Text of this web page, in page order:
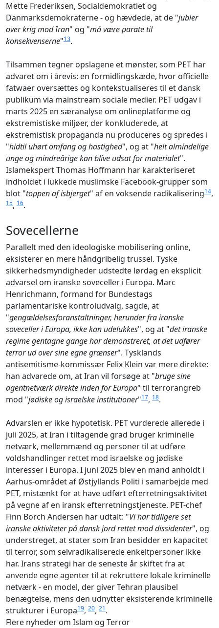
Mette Frederiksen, Socialdemokratiet og
Danmarksdemokraterne - og hævdede, at de "jubler
over krig mod Iran" og "må være parate til
konsekvenserne"13.
Tilsammen tegner opslagene et mønster, som PET har
advaret om i årevis: en formidlingskæde, hvor officielle
fatwaer oversættes og kontekstualiseres til et dansk
publikum via mainstream sociale medier. PET udgav i
marts 2025 en særanalyse om onlineplatforme og
ekstremistiske miljøer, der konkluderede, at
ekstremistisk propaganda nu produceres og spredes i
"hidtil uhørt omfang og hastighed", og at "helt almindelige
unge og mindreårige kan blive udsat for materialet".
Islamekspert Thomas Hoffmann har karakteriseret
indholdet i lukkede muslimske Facebook-grupper som
blot "toppen af isbjerget" af en voksende radikalisering14,
15, 16.
Sovecellerne
Parallelt med den ideologiske mobilisering online,
eksisterer en mere håndgribelig trussel. Tyske
sikkerhedsmyndigheder udstedte lørdag en eksplicit
advarsel om iranske soveceller i Europa. Marc
Henrichmann, formand for Bundestags
parlamentariske kontroludvalg, sagde, at
"gengældelsesforanstaltninger, herunder fra iranske
soveceller i Europa, ikke kan udelukkes", og at "det iranske
regime gentagne gange har demonstreret, at det udfører
terror ud over sine egne grænser". Tysklands
antisemitisme-kommissær Felix Klein var mere direkte:
han advarede om, at Iran vil forsøge at "bruge sine
agentnetværk direkte inden for Europa" til terrorangreb
mod "jødiske og israelske institutioner"17, 18.
Advarslen er ikke hypotetisk. PET vurderede allerede i
juli 2025, at Iran i tiltagende grad bruger kriminelle
netværk, mellemmænd og personer til at udføre
voldshandlinger rettet mod israelske og jødiske
interesser i Europa. I juni 2025 blev en mand anholdt i
Aarhus-området af Østjyllands Politi i samarbejde med
PET, mistænkt for at have udført efterretningsaktivitet
på vegne af en iransk efterretningstjeneste. PET-chef
Finn Borch Andersen har udtalt: "Vi har tidligere set
iranske aktiviteter på dansk jord rettet mod dissidenter", og
understreget, at stater som Iran besidder en kapacitet
til terror, som selvradikaliserede enkeltpersoner ikke
har. Irans strategi har de seneste år skiftet fra at
anvende egne agenter til at rekruttere lokale kriminelle
netværk - en model, der giver Tehran plausibel
benægtelse, mens den udnytter eksisterende kriminelle
strukturer i Europa19, 20, 21.
Flere nyheder om Islam og Terror